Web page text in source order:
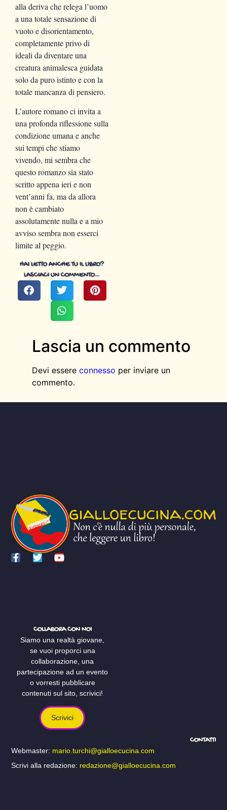
HAI LETTO ANCHE TU IL LIBRO?
LASCIACI UN COMMENTO…
alla deriva che relega l’uomo
a una totale sensazione di
vuoto e disorientamento,
completamente privo di
ideali da diventare una
creatura animalesca guidata
solo da puro istinto e con la
totale mancanza di pensiero.
L’autore romano ci invita a
una profonda riflessione sulla
condizione umana e anche
sui tempi che stiamo
vivendo, mi sembra che
questo romanzo sia stato
scritto appena ieri e non
vent’anni fa, ma da allora
non è cambiato
assolutamente nulla e a mio
avviso sembra non esserci
limite al peggio.
Lascia un commento
Devi essere connesso per inviare un
commento.
COLLABORA CON NOI
Siamo una realtà giovane,
se vuoi proporci una
collaborazione, una
partecipazione ad un evento
o vorresti pubblicare
contenuti sul sito, scrivici!
Scrivici
CONTATTI
Webmaster: mario.turchi@gialloecucina.com
Scrivi alla redazione: redazione@gialloecucina.com